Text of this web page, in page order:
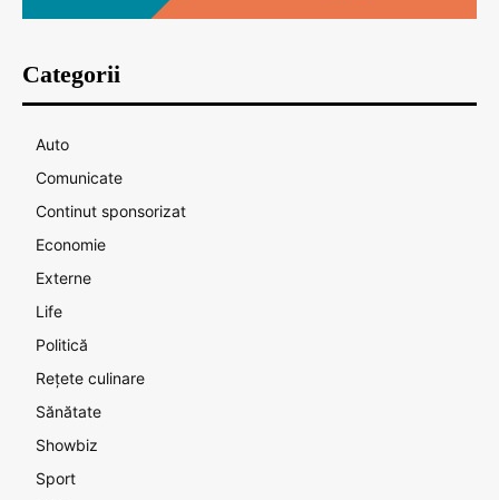
Categorii
Auto
Comunicate
Continut sponsorizat
Economie
Externe
Life
Politică
Rețete culinare
Sănătate
Showbiz
Sport